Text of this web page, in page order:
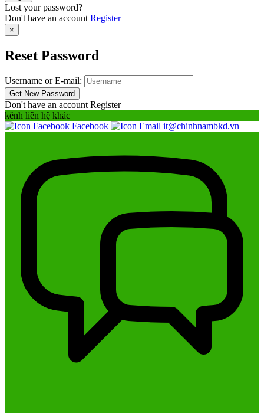
Lost your password?
Don't have an account Register
×
Reset Password
Username or E-mail:
Don't have an accountRegister
kênh liên hệ khác
Facebook
it@chinhnambkd.vn